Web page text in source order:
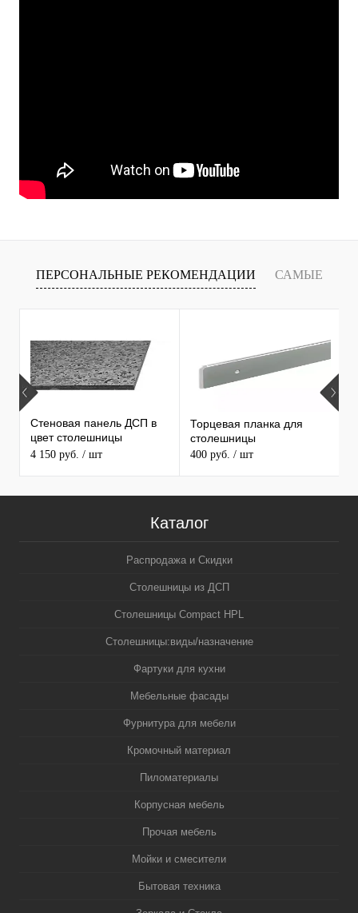
ПЕРСОНАЛЬНЫЕ РЕКОМЕНДАЦИИ САМЫЕ
ПРОДАВАЕМЫЕ ТОВАРЫ
Стеновая панель ДСП в
цвет столешницы
MAERSS
4 150 руб. / шт
Торцевая планка для
столешницы
400 руб. / шт
Каталог
Распродажа и Скидки
Столешницы из ДСП
Столешницы Compact HPL
Столешницы:виды/назначение
Фартуки для кухни
Мебельные фасады
Фурнитура для мебели
Кромочный материал
Пиломатериалы
Корпусная мебель
Прочая мебель
Мойки и смесители
Бытовая техника